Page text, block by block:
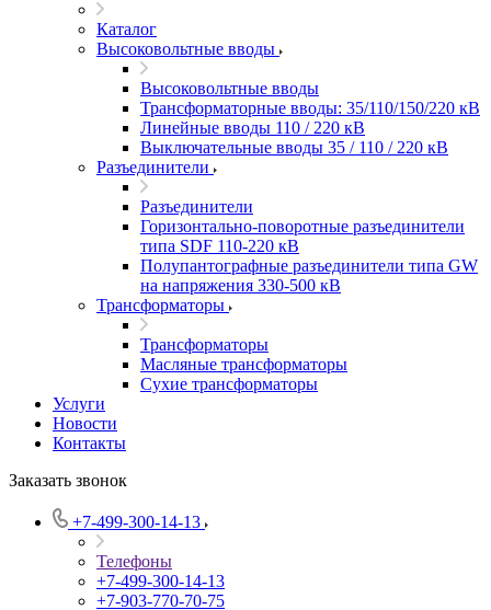
Каталог
Высоковольтные вводы
Высоковольтные вводы
Трансформаторные вводы: 35/110/150/220 кВ
Линейные вводы 110 / 220 кВ
Выключательные вводы 35 / 110 / 220 кВ
Разъединители
Разъединители
Горизонтально-поворотные разъединители
типа SDF 110-220 кВ
Полупантографные разъединители типа GW
на напряжения 330-500 кВ
Трансформаторы
Трансформаторы
Масляные трансформаторы
Сухие трансформаторы
Услуги
Новости
Контакты
Заказать звонок
+7-499-300-14-13
Телефоны
+7-499-300-14-13
+7-903-770-70-75